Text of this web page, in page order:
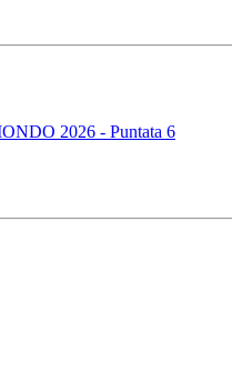
2026 - Puntata 6